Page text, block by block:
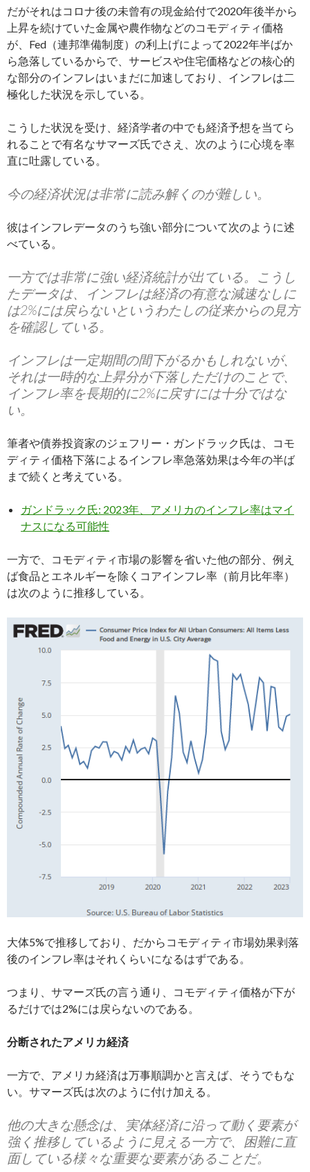
だがそれはコロナ後の未曾有の現金給付で2020年後半から
上昇を続けていた金属や農作物などのコモディティ価格
が、Fed（連邦準備制度）の利上げによって2022年半ばか
ら急落しているからで、サービスや住宅価格などの核心的
な部分のインフレはいまだに加速しており、インフレは二
極化した状況を示している。
こうした状況を受け、経済学者の中でも経済予想を当てら
れることで有名なサマーズ氏でさえ、次のように心境を率
直に吐露している。
今の経済状況は非常に読み解くのが難しい。
彼はインフレデータのうち強い部分について次のように述
べている。
一方では非常に強い経済統計が出ている。こうし
たデータは、インフレは経済の有意な減速なしに
は2%には戻らないというわたしの従来からの見方
を確認している。
インフレは一定期間の間下がるかもしれないが、
それは一時的な上昇分が下落しただけのことで、
インフレ率を長期的に2%に戻すには十分ではな
い。
筆者や債券投資家のジェフリー・ガンドラック氏は、コモ
ディティ価格下落によるインフレ率急落効果は今年の半ば
まで続くと考えている。
ガンドラック氏: 2023年、アメリカのインフレ率はマイ
ナスになる可能性
一方で、コモディティ市場の影響を省いた他の部分、例え
ば食品とエネルギーを除くコアインフレ率（前月比年率）
は次のように推移している。
大体5%で推移しており、だからコモディティ市場効果剥落
後のインフレ率はそれくらいになるはずである。
つまり、サマーズ氏の言う通り、コモディティ価格が下が
るだけでは2%には戻らないのである。
分断されたアメリカ経済
一方で、アメリカ経済は万事順調かと言えば、そうでもな
い。サマーズ氏は次のように付け加える。
他の大きな懸念は、実体経済に沿って動く要素が
強く推移しているように見える一方で、困難に直
面している様々な重要な要素があることだ。